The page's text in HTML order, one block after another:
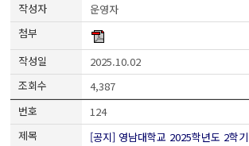
운영자
2025.10.02
4,387
124
[공지] 영남대학교 2025학년도 2학